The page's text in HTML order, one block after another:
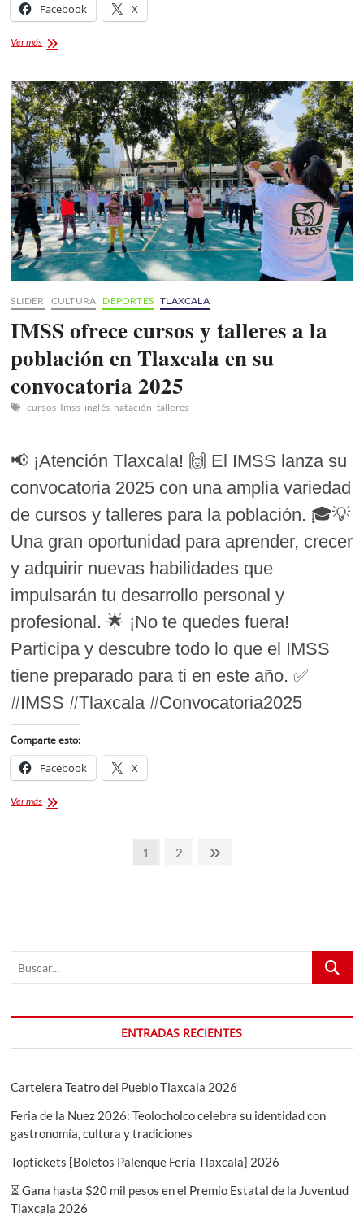
Facebook X
Ver másTalentos
la
evolución
de
un
proyecto
exitoso
SLIDER CULTURA DEPORTES TLAXCALA
IMSS ofrece cursos y talleres a la
población en Tlaxcala en su
convocatoria 2025
cursos Imss inglés natación talleres
📢 ¡Atención Tlaxcala! 🙌 El IMSS lanza su
convocatoria 2025 con una amplia variedad
de cursos y talleres para la población. 🎓💡
Una gran oportunidad para aprender, crecer
y adquirir nuevas habilidades que
impulsarán tu desarrollo personal y
profesional. 🌟 ¡No te quedes fuera!
Participa y descubre todo lo que el IMSS
tiene preparado para ti en este año. ✅
#IMSS #Tlaxcala #Convocatoria2025
Comparte esto:
Facebook X
Ver másIMSS
convocatoria
Página
1 Página
2
Buscar...
ENTRADAS RECIENTES
Cartelera Teatro del Pueblo Tlaxcala 2026
Feria de la Nuez 2026: Teolocholco celebra su identidad con
gastronomía, cultura y tradiciones
Toptickets [Boletos Palenque Feria Tlaxcala] 2026
⏳ Gana hasta $20 mil pesos en el Premio Estatal de la Juventud
Tlaxcala 2026